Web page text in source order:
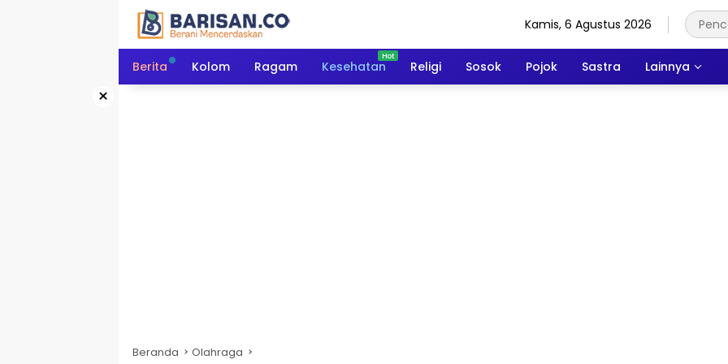
Kamis, 6 Agustus 2026
Berita Kolom Ragam Kesehatan Religi Sosok Pojok Sastra Lainnya
×
Beranda Olahraga